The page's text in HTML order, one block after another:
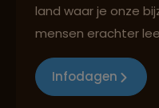
land waar je onze
mensen erachter
Infodagen